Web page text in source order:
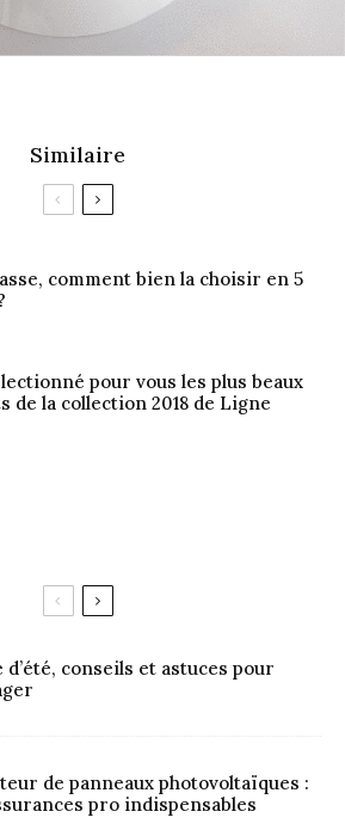
Similaire
comment bien la choisir en 5
pour vous les plus beaux
de la collection 2018 de Ligne
d’été, conseils et astuces pour
de panneaux photovoltaïques :
pro indispensables